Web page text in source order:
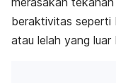
beraktivitas seperti
atau lelah yang luar